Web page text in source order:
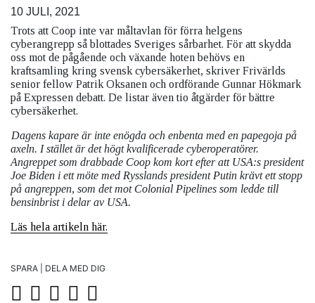
10 JULI, 2021
Trots att Coop inte var måltavlan för förra helgens
cyberangrepp så blottades Sveriges sårbarhet. För att skydda
oss mot de pågående och växande hoten behövs en
kraftsamling kring svensk cybersäkerhet, skriver Frivärlds
senior fellow Patrik Oksanen och ordförande Gunnar Hökmark
på Expressen debatt. De listar även tio åtgärder för bättre
cybersäkerhet.
Dagens kapare är inte enögda och enbenta med en papegoja på
axeln. I stället är det högt kvalificerade cyberoperatörer.
Angreppet som drabbade Coop kom kort efter att USA:s president
Joe Biden i ett möte med Rysslands president Putin krävt ett stopp
på angreppen, som det mot Colonial Pipelines som ledde till
bensinbrist i delar av USA.
Läs hela artikeln här.
SPARA | DELA MED DIG